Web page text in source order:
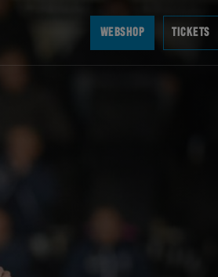
WEBSHOP TICKETS